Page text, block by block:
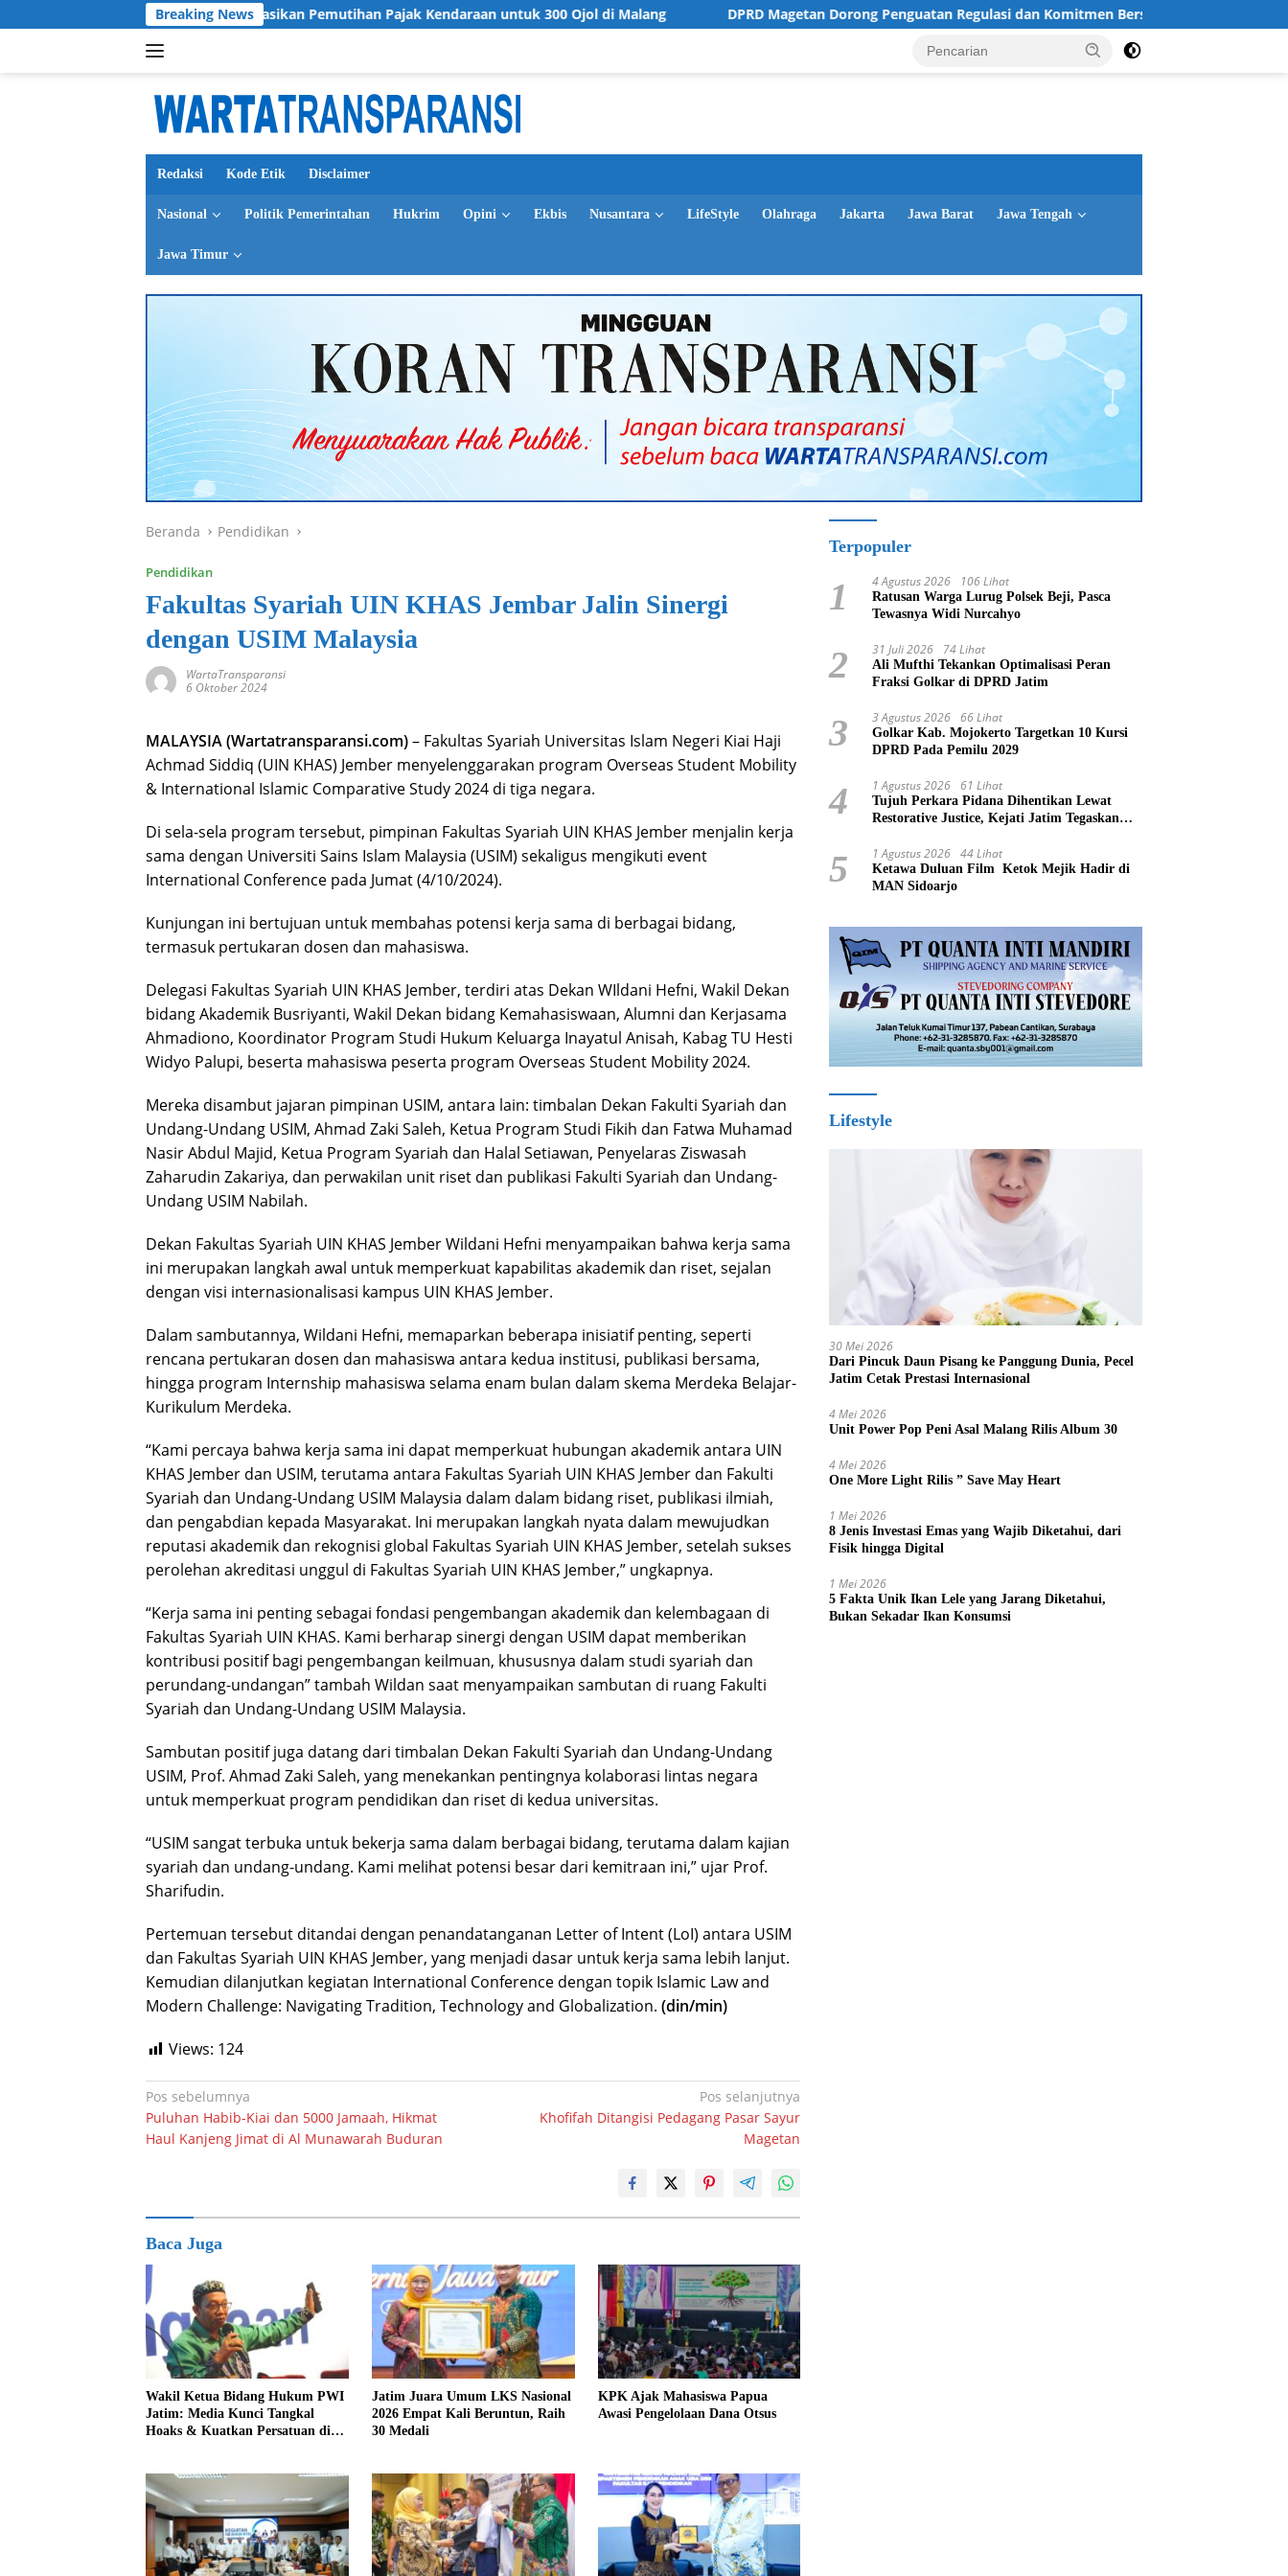
ke
Breaking News
Gubernur Jatim Sosialisasikan Pemutihan Pajak Kendaraan untuk 300 Ojol di Malang DPRD Magetan Dorong Penguatan Regulasi dan Komitmen Bersama Jaga Stabilitas Harga Telur
Redaksi Kode Etik Disclaimer
Nasional Politik Pemerintahan Hukrim Opini Ekbis Nusantara LifeStyle Olahraga Jakarta Jawa Barat Jawa Tengah
Jawa Timur
Beranda Pendidikan
Pendidikan
Fakultas Syariah UIN KHAS Jembar Jalin Sinergi
dengan USIM Malaysia
WartaTransparansi
6 Oktober 2024
MALAYSIA (Wartatransparansi.com)– Fakultas Syariah Universitas Islam Negeri Kiai Haji
Achmad Siddiq (UIN KHAS) Jember menyelenggarakan program Overseas Student Mobility
& International Islamic Comparative Study 2024 di tiga negara.
Di sela-sela program tersebut, pimpinan Fakultas Syariah UIN KHAS Jember menjalin kerja
sama dengan Universiti Sains Islam Malaysia (USIM) sekaligus mengikuti event
International Conference pada Jumat (4/10/2024).
Kunjungan ini bertujuan untuk membahas potensi kerja sama di berbagai bidang,
termasuk pertukaran dosen dan mahasiswa.
Delegasi Fakultas Syariah UIN KHAS Jember, terdiri atas Dekan WIldani Hefni, Wakil Dekan
bidang Akademik Busriyanti, Wakil Dekan bidang Kemahasiswaan, Alumni dan Kerjasama
Ahmadiono, Koordinator Program Studi Hukum Keluarga Inayatul Anisah, Kabag TU Hesti
Widyo Palupi, beserta mahasiswa peserta program Overseas Student Mobility 2024.
Mereka disambut jajaran pimpinan USIM, antara lain: timbalan Dekan Fakulti Syariah dan
Undang-Undang USIM, Ahmad Zaki Saleh, Ketua Program Studi Fikih dan Fatwa Muhamad
Nasir Abdul Majid, Ketua Program Syariah dan Halal Setiawan, Penyelaras Ziswasah
Zaharudin Zakariya, dan perwakilan unit riset dan publikasi Fakulti Syariah dan Undang-
Undang USIM Nabilah.
Dekan Fakultas Syariah UIN KHAS Jember Wildani Hefni menyampaikan bahwa kerja sama
ini merupakan langkah awal untuk memperkuat kapabilitas akademik dan riset, sejalan
dengan visi internasionalisasi kampus UIN KHAS Jember.
Dalam sambutannya, Wildani Hefni, memaparkan beberapa inisiatif penting, seperti
rencana pertukaran dosen dan mahasiswa antara kedua institusi, publikasi bersama,
hingga program Internship mahasiswa selama enam bulan dalam skema Merdeka Belajar-
Kurikulum Merdeka.
“Kami percaya bahwa kerja sama ini dapat memperkuat hubungan akademik antara UIN
KHAS Jember dan USIM, terutama antara Fakultas Syariah UIN KHAS Jember dan Fakulti
Syariah dan Undang-Undang USIM Malaysia dalam dalam bidang riset, publikasi ilmiah,
dan pengabdian kepada Masyarakat. Ini merupakan langkah nyata dalam mewujudkan
reputasi akademik dan rekognisi global Fakultas Syariah UIN KHAS Jember, setelah sukses
perolehan akreditasi unggul di Fakultas Syariah UIN KHAS Jember,” ungkapnya.
“Kerja sama ini penting sebagai fondasi pengembangan akademik dan kelembagaan di
Fakultas Syariah UIN KHAS. Kami berharap sinergi dengan USIM dapat memberikan
kontribusi positif bagi pengembangan keilmuan, khususnya dalam studi syariah dan
perundang-undangan” tambah Wildan saat menyampaikan sambutan di ruang Fakulti
Syariah dan Undang-Undang USIM Malaysia.
Sambutan positif juga datang dari timbalan Dekan Fakulti Syariah dan Undang-Undang
USIM, Prof. Ahmad Zaki Saleh, yang menekankan pentingnya kolaborasi lintas negara
untuk memperkuat program pendidikan dan riset di kedua universitas.
“USIM sangat terbuka untuk bekerja sama dalam berbagai bidang, terutama dalam kajian
syariah dan undang-undang. Kami melihat potensi besar dari kemitraan ini,” ujar Prof.
Sharifudin.
Pertemuan tersebut ditandai dengan penandatanganan Letter of Intent (LoI) antara USIM
dan Fakultas Syariah UIN KHAS Jember, yang menjadi dasar untuk kerja sama lebih lanjut.
Kemudian dilanjutkan kegiatan International Conference dengan topik Islamic Law and
Modern Challenge: Navigating Tradition, Technology and Globalization. (din/min)
Views: 124
Navigasi
pos
Pos sebelumnya
Puluhan Habib-Kiai dan 5000 Jamaah, Hikmat
Haul Kanjeng Jimat di Al Munawarah Buduran
Pos selanjutnya
Khofifah Ditangisi Pedagang Pasar Sayur
Magetan
Baca Juga
Wakil Ketua Bidang Hukum PWI
Jatim: Media Kunci Tangkal
Hoaks & Kuatkan Persatuan di
Jatim Juara Umum LKS Nasional
2026 Empat Kali Beruntun, Raih
30 Medali
KPK Ajak Mahasiswa Papua
Awasi Pengelolaan Dana Otsus
Terpopuler
1 4 Agustus 2026 106 Lihat
Ratusan Warga Lurug Polsek Beji, Pasca
Tewasnya Widi Nurcahyo
2 31 Juli 2026 74 Lihat
Ali Mufthi Tekankan Optimalisasi Peran
Fraksi Golkar di DPRD Jatim
3 3 Agustus 2026 66 Lihat
Golkar Kab. Mojokerto Targetkan 10 Kursi
DPRD Pada Pemilu 2029
4 1 Agustus 2026 61 Lihat
Tujuh Perkara Pidana Dihentikan Lewat
Restorative Justice, Kejati Jatim Tegaskan
5 1 Agustus 2026 44 Lihat
Ketawa Duluan Film Ketok Mejik Hadir di
MAN Sidoarjo
Lifestyle
30 Mei 2026
Dari Pincuk Daun Pisang ke Panggung Dunia, Pecel
Jatim Cetak Prestasi Internasional
4 Mei 2026
Unit Power Pop Peni Asal Malang Rilis Album 30
4 Mei 2026
One More Light Rilis ” Save May Heart
1 Mei 2026
8 Jenis Investasi Emas yang Wajib Diketahui, dari
Fisik hingga Digital
1 Mei 2026
5 Fakta Unik Ikan Lele yang Jarang Diketahui,
Bukan Sekadar Ikan Konsumsi